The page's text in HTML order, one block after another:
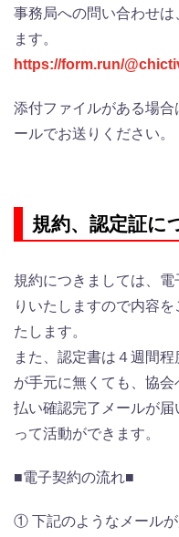
事務局への問い合わせ
ます。
https://form.run/
添付ファイルがある場合
ールでお送りください。
規約、認定証に
規約につきましては、
りいたしますので内容を
たします。
また、認定書は４週間
が手元に無くても、協
払い確認完了メールが
って活動ができます。
■電子契約の流れ■
① 下記のようなメールが